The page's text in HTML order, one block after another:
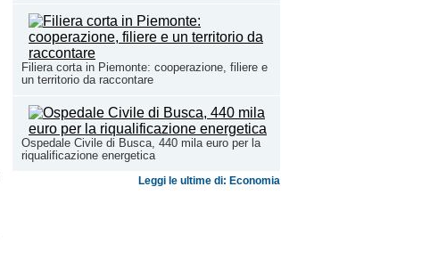
Filiera corta in Piemonte: cooperazione, filiere e
un territorio da raccontare
Ospedale Civile di Busca, 440 mila euro per la
riqualificazione energetica
Leggi le ultime di: Economia